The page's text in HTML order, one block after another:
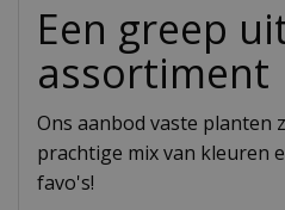
Een greep
assortiment
Ons aanbod vaste planten
prachtige mix van kleuren
favo's!